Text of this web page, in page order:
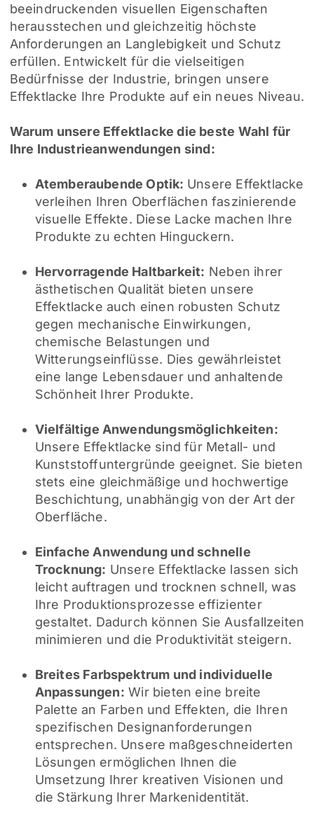
beeindruckenden visuellen Eigenschaften
herausstechen und gleichzeitig höchste
Anforderungen an Langlebigkeit und Schutz
erfüllen. Entwickelt für die vielseitigen
Bedürfnisse der Industrie, bringen unsere
Effektlacke Ihre Produkte auf ein neues Niveau.
Warum unsere Effektlacke die beste Wahl für
Ihre Industrieanwendungen sind:
Atemberaubende Optik: Unsere Effektlacke
verleihen Ihren Oberflächen faszinierende
visuelle Effekte. Diese Lacke machen Ihre
Produkte zu echten Hinguckern.
Hervorragende Haltbarkeit: Neben ihrer
ästhetischen Qualität bieten unsere
Effektlacke auch einen robusten Schutz
gegen mechanische Einwirkungen,
chemische Belastungen und
Witterungseinflüsse. Dies gewährleistet
eine lange Lebensdauer und anhaltende
Schönheit Ihrer Produkte.
Vielfältige Anwendungsmöglichkeiten:
Unsere Effektlacke sind für Metall- und
Kunststoffuntergründe geeignet. Sie bieten
stets eine gleichmäßige und hochwertige
Beschichtung, unabhängig von der Art der
Oberfläche.
Einfache Anwendung und schnelle
Trocknung: Unsere Effektlacke lassen sich
leicht auftragen und trocknen schnell, was
Ihre Produktionsprozesse effizienter
gestaltet. Dadurch können Sie Ausfallzeiten
minimieren und die Produktivität steigern.
Breites Farbspektrum und individuelle
Anpassungen: Wir bieten eine breite
Palette an Farben und Effekten, die Ihren
spezifischen Designanforderungen
entsprechen. Unsere maßgeschneiderten
Lösungen ermöglichen Ihnen die
Umsetzung Ihrer kreativen Visionen und
die Stärkung Ihrer Markenidentität.